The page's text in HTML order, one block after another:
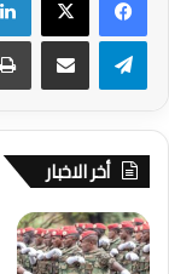
أخر الاخبار